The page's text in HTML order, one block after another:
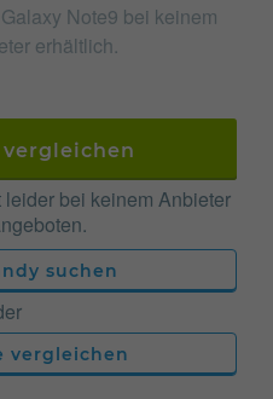
Note9 bei keinem
erhältlich.
bei keinem Anbieter
suchen
vergleichen